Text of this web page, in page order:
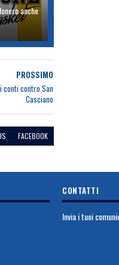
anche
PROSSIMO
conti contro San
Casciano
FACEBOOK
CONTATTI
Invia i tuoi